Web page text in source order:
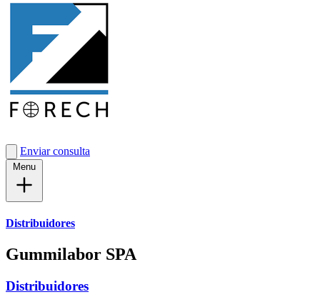
Enviar consulta
Distribuidores
Gummilabor SPA
Distribuidores